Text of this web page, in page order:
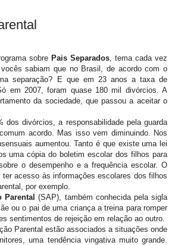
sobre Pais Separados, tema cada vez
sabiam que no Brasil, de acordo com o
separação? E que em 23 anos a taxa de
em 2007, foram quase 180 mil divórcios. A
da sociedade, que passou a aceitar o
divórcios, a responsabilidade pela guarda
acordo. Mas isso vem diminuindo. Nos
aumentou. Tanto é que existe uma lei
uma cópia do boletim escolar dos filhos para
o desempenho e a frequência escolar. O
acesso às informações escolares dos filhos
por exemplo.
Parental (SAP), também conhecida pela sigla
ou o pai de uma criança a treina para romper
sentimentos de rejeição em relação ao outro.
Parental estão associados a situações onde
uma tendência vingativa muito grande.